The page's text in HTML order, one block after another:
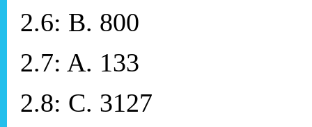
2.6: B. 800
2.7: A. 133
2.8: C. 3127